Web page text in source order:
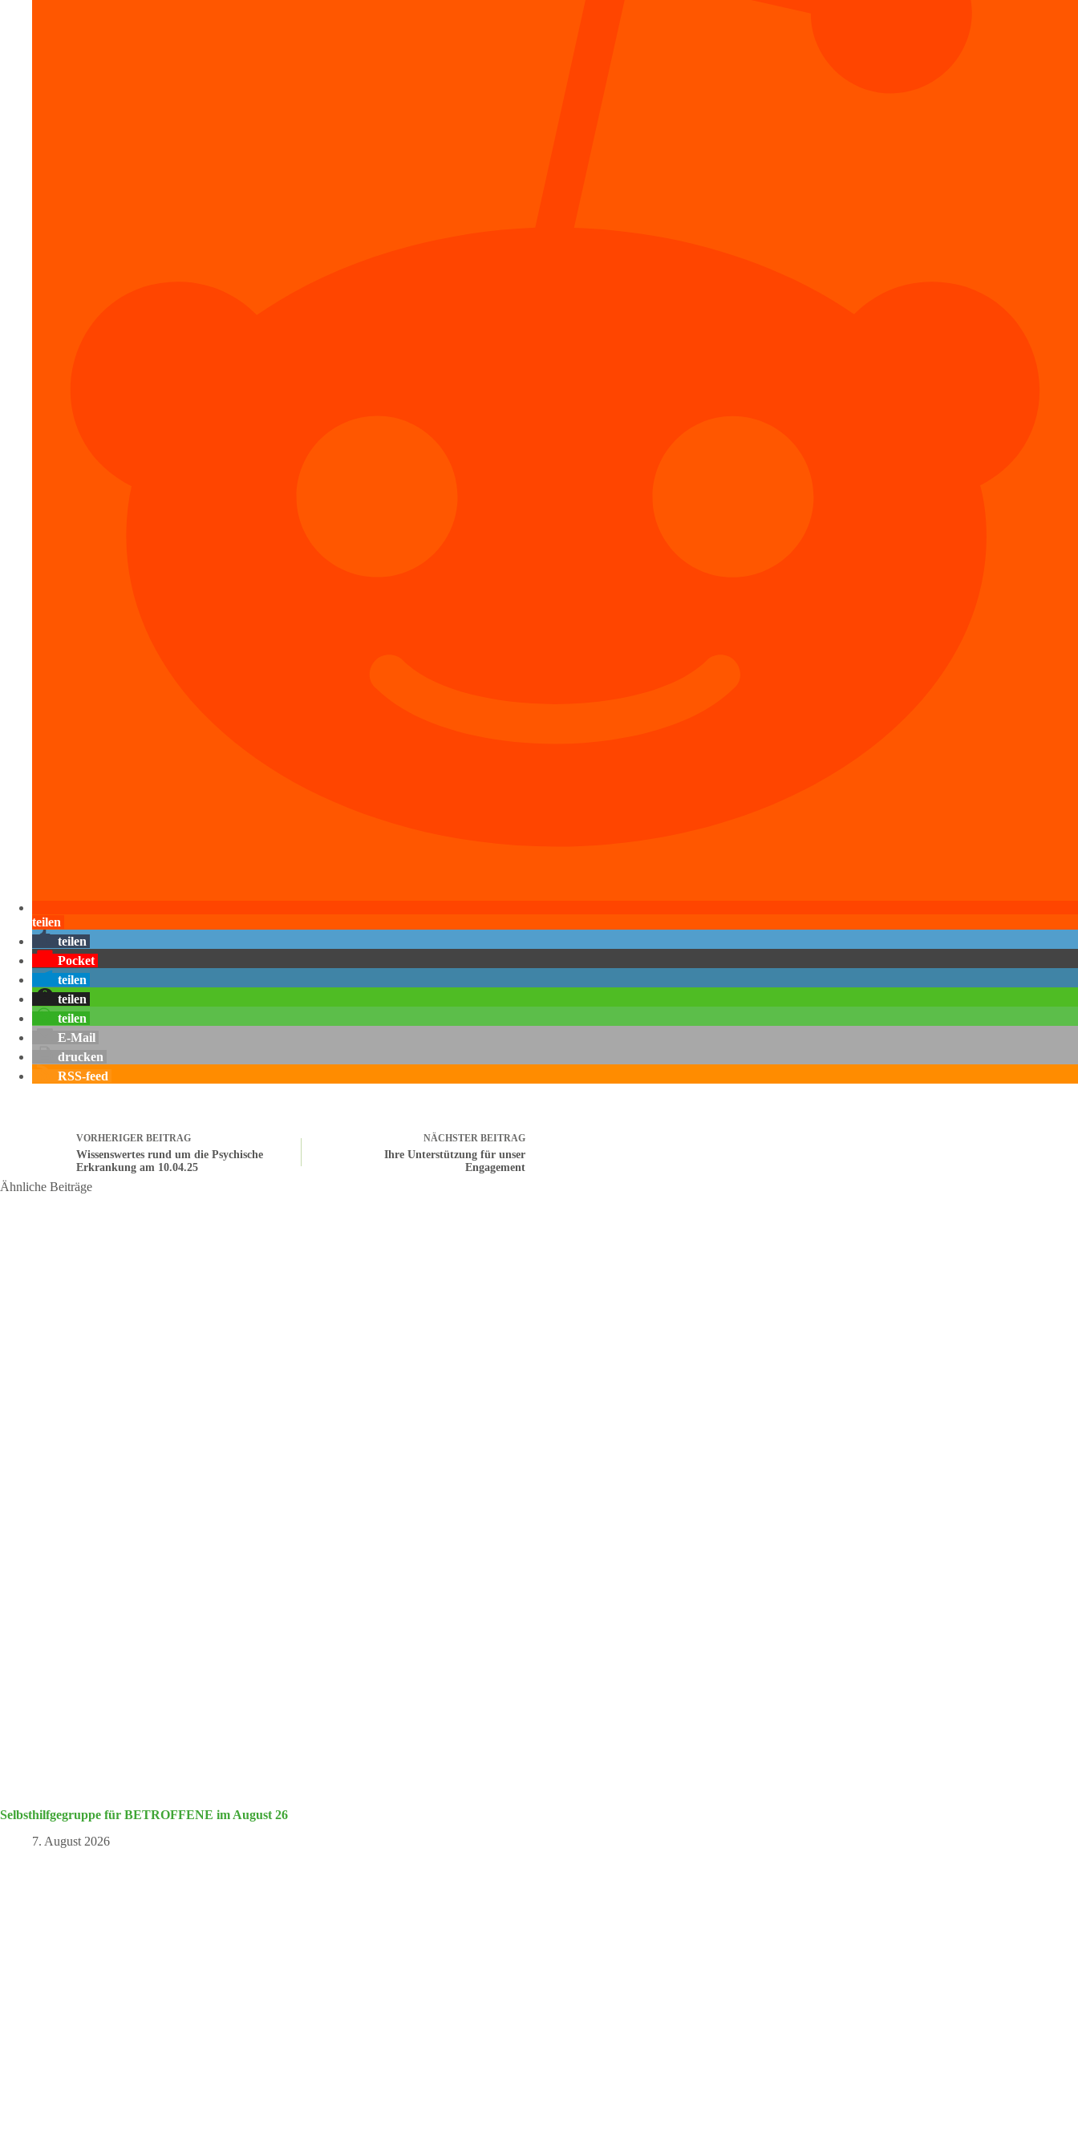
teilen
teilen
Pocket
teilen
teilen
teilen
E-Mail
drucken
RSS-feed
VORHERIGER BEITRAG
Wissenswertes rund um die Psychische
Erkrankung am 10.04.25
NÄCHSTER BEITRAG
Ihre Unterstützung für unser
Engagement
Ähnliche Beiträge
Selbsthilfgegruppe für BETROFFENE im August 26
7. August 2026